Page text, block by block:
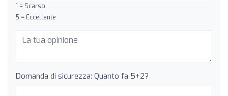
1 = Scarso
5 = Eccellente
Domanda di sicurezza: Quanto fa 5+2?